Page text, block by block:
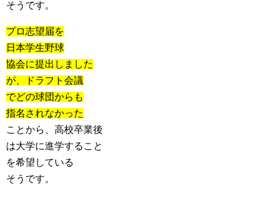
そうです。
プロ志望届を
日本学生野球
協会に提出しました
が、ドラフト会議
でどの球団からも
指名されなかった
ことから、高校卒業後
は大学に進学すること
を希望している
そうです。